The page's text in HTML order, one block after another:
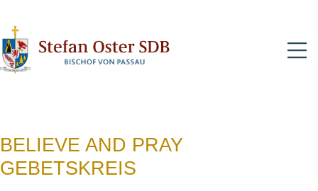
BELIEVE AND PRAY
GEBETSKREIS